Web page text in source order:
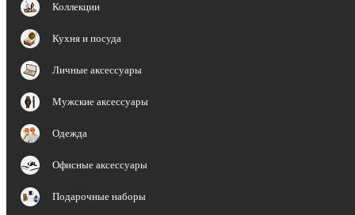
Коллекции
Кухня и посуда
Личные аксессуары
Мужские аксессуары
Одежда
Офисные аксессуары
Подарочные наборы